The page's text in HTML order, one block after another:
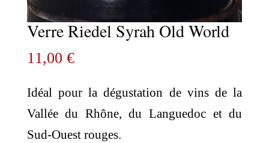
Verre Riedel Syrah Old World
11,00 €
Idéal pour la dégustation de vins de la
Vallée du Rhône, du Languedoc et du
Sud-Ouest rouges.